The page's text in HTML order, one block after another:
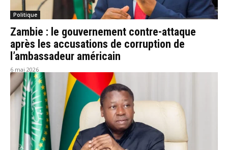
Politique
Zambie : le gouvernement contre-attaque
après les accusations de corruption de
l’ambassadeur américain
6 mai 2026